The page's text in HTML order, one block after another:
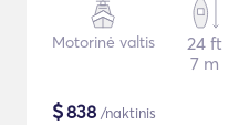
Motorinė valtis
24 ft
7 m
$838 /naktinis